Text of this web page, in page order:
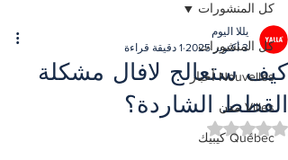
كل المنشورات
Nouvelles أخبار
Villes مدن
Québec كيبيك
كل المنشورات
كيف ستعالج لافال مشكلة
القطط الشاردة؟
يللا اليوم
3 أكتوبر 2025
1 دقيقة قراءة
تم التقييم بـ ليس رقمًا من أصل 5 نجوم.